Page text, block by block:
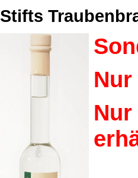
Stifts
Nur